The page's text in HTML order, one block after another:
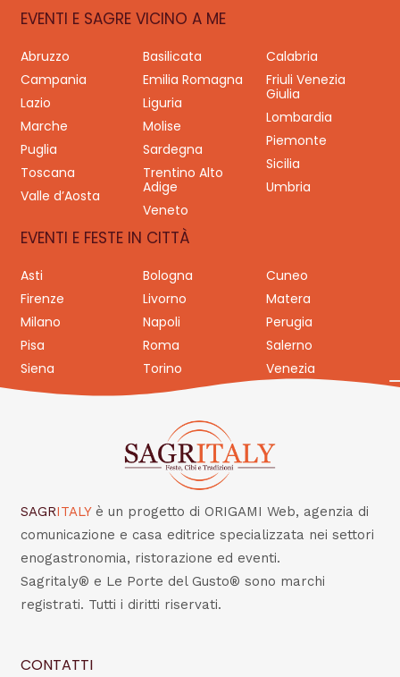
EVENTI E SAGRE VICINO A ME
Abruzzo Basilicata
Calabria
Campania
Emilia Romagna
Friuli Venezia
Giulia
Lazio
Liguria
Lombardia
Marche
Molise
Piemonte
Puglia
Sardegna
Sicilia
Toscana
Trentino Alto
Adige
Umbria
Valle d’Aosta
Veneto
EVENTI E FESTE IN CITTÀ
Asti Bologna
Cuneo
Firenze
Livorno
Matera
Milano
Napoli
Perugia
Pisa
Roma
Salerno
Siena
Torino Venezia
SAGRITALY è un progetto di ORIGAMI Web, agenzia di
comunicazione e casa editrice specializzata nei settori
enogastronomia, ristorazione ed eventi.
Sagritaly® e Le Porte del Gusto® sono marchi
registrati. Tutti i diritti riservati.
CONTATTI